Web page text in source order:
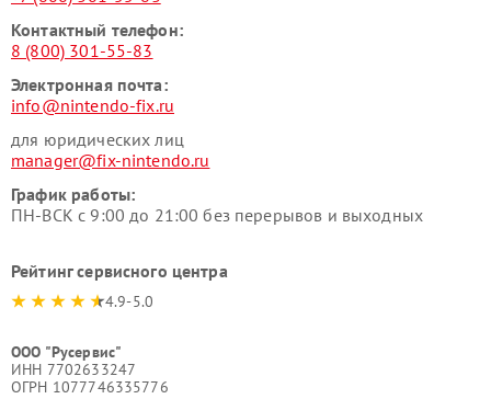
Контактный телефон:
8 (800) 301-55-83
Электронная почта:
info@nintendo-fix.ru
для юридических лиц
manager@fix-nintendo.ru
График работы:
ПН-ВСК с 9:00 до 21:00 без перерывов и выходных
Рейтинг сервисного центра
4.9-5.0
ООО "Русервис"
ИНН 7702633247
ОГРН 1077746335776